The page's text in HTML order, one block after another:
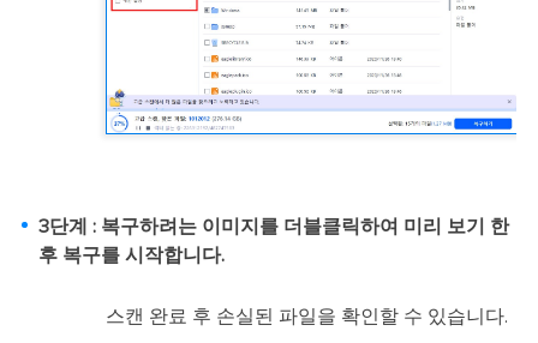
3단계 : 복구하려는 이미지를 더블클릭하여 미리 보기 한
후 복구를 시작합니다.
스캔 완료 후 손실된 파일을 확인할 수 있습니다.